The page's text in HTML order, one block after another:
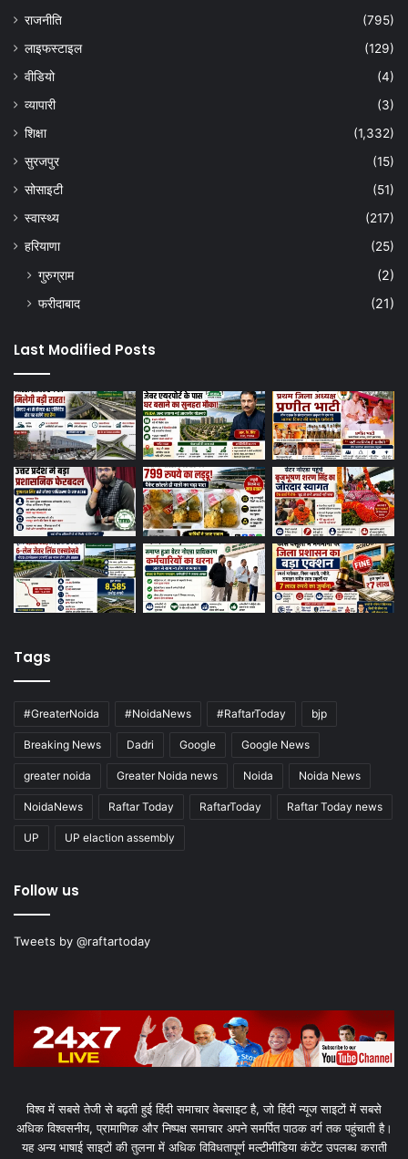
राजनीति
(795)
लाइफस्टाइल
(129)
वीडियो
(4)
व्यापारी
(3)
शिक्षा
(1,332)
सुरजपुर
(15)
सोसाइटी
(51)
स्वास्थ्य
(217)
हरियाणा
(25)
गुरुग्राम
(2)
फरीदाबाद
(21)
Last Modified Posts
Tags
#GreaterNoida #NoidaNews #RaftarToday bjp
Breaking News Dadri Google Google News
greater noida Greater Noida news Noida Noida News
NoidaNews Raftar Today RaftarToday Raftar Today news
UP UP elaction assembly
Follow us
Tweets by @raftartoday
विश्व में सबसे तेजी से बढ़ती हुई हिंदी समाचार वेबसाइट है, जो हिंदी न्यूज साइटों में सबसे
अधिक विश्वसनीय, प्रामाणिक और निष्पक्ष समाचार अपने समर्पित पाठक वर्ग तक पहुंचाती है।
यह अन्य भाषाई साइटों की तुलना में अधिक विविधतापूर्ण मल्टीमीडिया कंटेंट उपलब्ध कराती